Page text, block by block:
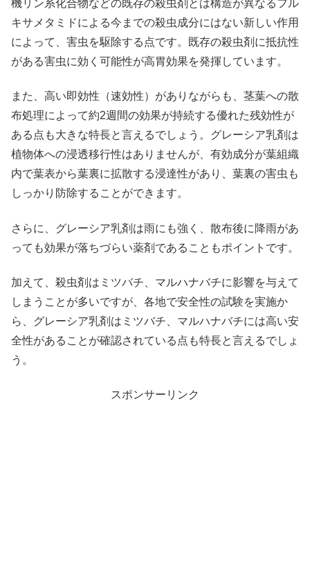
機リン系化合物などの既存の殺虫剤とは構造が異なるフル
キサメタミドによる今までの殺虫成分にはない新しい作用
によって、害虫を駆除する点です。既存の殺虫剤に抵抗性
がある害虫に効く可能性が高胃効果を発揮しています。
また、高い即効性（速効性）がありながらも、茎葉への散
布処理によって約2週間の効果が持続する優れた残効性が
ある点も大きな特長と言えるでしょう。グレーシア乳剤は
植物体への浸透移行性はありませんが、有効成分が葉組織
内で葉表から葉裏に拡散する浸達性があり、葉裏の害虫も
しっかり防除することができます。
さらに、グレーシア乳剤は雨にも強く、散布後に降雨があ
っても効果が落ちづらい薬剤であることもポイントです。
加えて、殺虫剤はミツバチ、マルハナバチに影響を与えて
しまうことが多いですが、各地で安全性の試験を実施か
ら、グレーシア乳剤はミツバチ、マルハナバチには高い安
全性があることが確認されている点も特長と言えるでしょ
う。
スポンサーリンク